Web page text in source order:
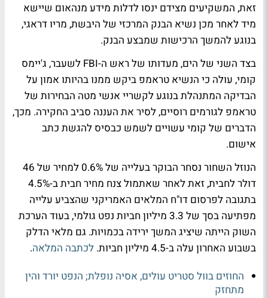
זאת, המשקיעים מצידם ינסו לדלות מידע מנהאום שיישא
מיד לאחר מכן נשיא הבנק המרכזי של היבשת, מריו דראגי,
בנוגע להמשך הרכישות שמבצע הבנק.
בצד השני של הים, מעדותו של ראש ה-FBI לשעבר, ג'יימס
קומי, עולה כי הנשיא טראמפ ביקש ממנו בהיותו אמון על
הבדיקה המתנהלת בנוגע לקשריי אנשי מטה הבחירות של
טראמפ לגורמים רוסיים, לסיר את העננה סביב החקירה. מכך,
הדברים של קומי עשויים לשמש כבסיס להגשת כתב
אישום.
הנוזל השחור נסחר הבוקר בעלייה של 0.6% למחיר של 46
דולר לחבית, זאת לאחר שאתמול צנח מחיר חבית ב-4.5%
בתגובה לפרסום דו"ח המלאים האמריקני שהצביע עלייה
מפתיעה בסך של 3.3 מיליון חביות נפט גולמי, בעוד הערכת
השוק הייתה שיציג המשך ירידה בכמויות. גם מלאי הדלק
בשבוע האחרון עלה ב-4.5 מיליון חביות.
לכתבה המלאה.
החוזים בוול סטריט עולים, אסיה נופלת; הנפט יורד והין
מתחזק